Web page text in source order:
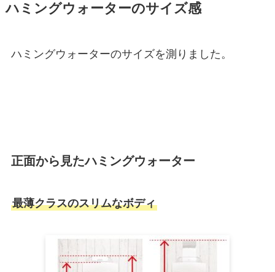
ハミングウォーターのサイズ感
ハミングウォーターのサイズを測りました。
正面から見たハミングウォーター
最薄クラスのスリムなボディ